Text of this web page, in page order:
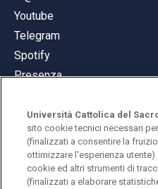
Youtube
Telegram
Spotify
Presenza
© Università Cattolica del
Largo A. Gemelli 1, 20123
Università Cattolica del
sito cookie tecnici necessari
(finalizzati a consentire la
ottimizzare l'esperienza
cookie ed altri strumenti di
(finalizzati a elaborare